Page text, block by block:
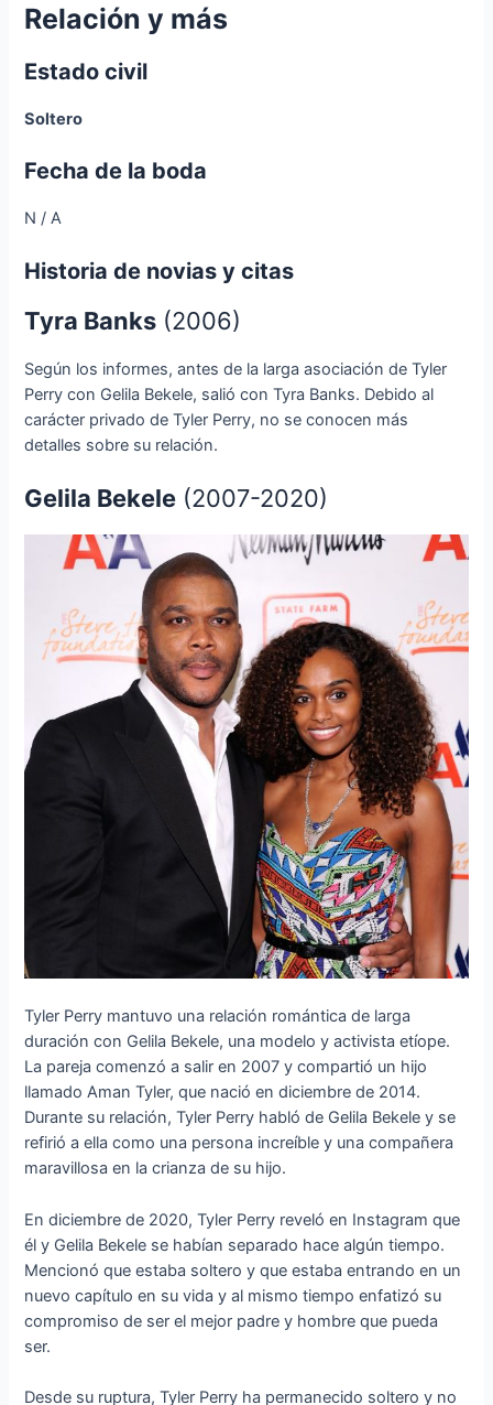
Relación y más
Estado civil
Soltero
Fecha de la boda
N / A
Historia de novias y citas
Tyra Banks (2006)
Según los informes, antes de la larga asociación de Tyler
Perry con Gelila Bekele, salió con Tyra Banks. Debido al
carácter privado de Tyler Perry, no se conocen más
detalles sobre su relación.
Gelila Bekele (2007-2020)
Tyler Perry mantuvo una relación romántica de larga
duración con Gelila Bekele, una modelo y activista etíope.
La pareja comenzó a salir en 2007 y compartió un hijo
llamado Aman Tyler, que nació en diciembre de 2014.
Durante su relación, Tyler Perry habló de Gelila Bekele y se
refirió a ella como una persona increíble y una compañera
maravillosa en la crianza de su hijo.
En diciembre de 2020, Tyler Perry reveló en Instagram que
él y Gelila Bekele se habían separado hace algún tiempo.
Mencionó que estaba soltero y que estaba entrando en un
nuevo capítulo en su vida y al mismo tiempo enfatizó su
compromiso de ser el mejor padre y hombre que pueda
ser.
Desde su ruptura, Tyler Perry ha permanecido soltero y no